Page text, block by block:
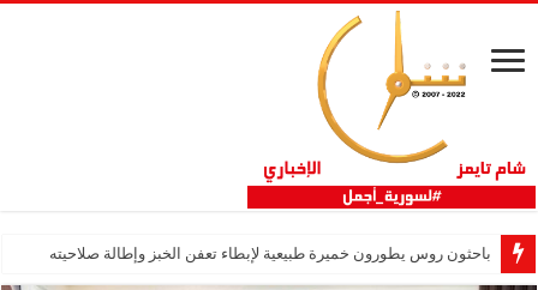
باحثون روس يطورون خميرة طبيعية لإبطاء تعفن الخبز وإطالة صلاحيته